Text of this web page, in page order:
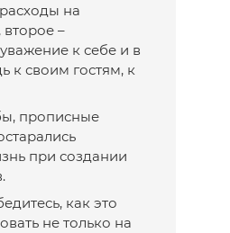
на
–
к себе и в
к своим гостям, к
прописные
при создании
как это
не только на